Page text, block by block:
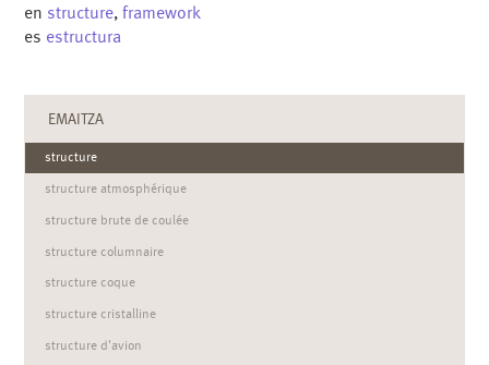
en structure,framework
es estructura
EMAITZA
structure
structure atmosphérique
structure brute de coulée
structure columnaire
structure coque
structure cristalline
structure d'avion